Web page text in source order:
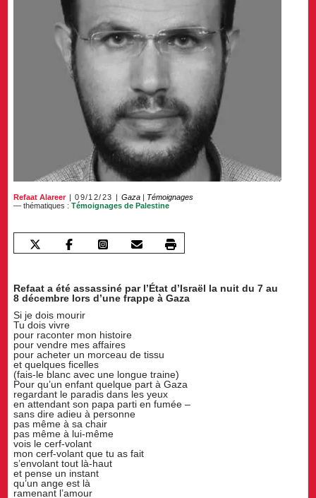
Refaat Alareer 09/12/23 Gaza
Témoignages
— thématiques :Témoignages de Palestine
Refaat a été assassiné par l’État d’Israël la nuit du 7 au
8 décembre lors d’une frappe à Gaza
Si je dois mourir
Tu dois vivre
pour raconter mon histoire
pour vendre mes affaires
pour acheter un morceau de tissu
et quelques ficelles
(fais-le blanc avec une longue traine)
Pour qu’un enfant quelque part à Gaza
regardant le paradis dans les yeux
en attendant son papa parti en fumée –
sans dire adieu à personne
pas même à sa chair
pas même à lui-même
vois le cerf-volant
mon cerf-volant que tu as fait
s’envolant tout là-haut
et pense un instant
qu’un ange est là
ramenant l’amour